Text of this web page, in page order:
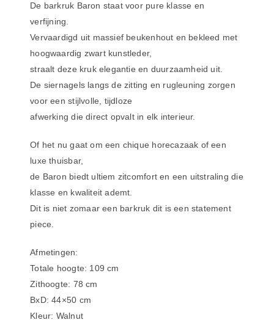
De barkruk Baron staat voor pure klasse en
verfijning.
Vervaardigd uit massief beukenhout en bekleed met
hoogwaardig zwart kunstleder,
straalt deze kruk elegantie en duurzaamheid uit.
De siernagels langs de zitting en rugleuning zorgen
voor een stijlvolle, tijdloze
afwerking die direct opvalt in elk interieur.
Of het nu gaat om een chique horecazaak of een
luxe thuisbar,
de Baron biedt ultiem zitcomfort en een uitstraling die
klasse en kwaliteit ademt.
Dit is niet zomaar een barkruk dit is een statement
piece.
Afmetingen:
Totale hoogte: 109 cm
Zithoogte: 78 cm
BxD: 44×50 cm
Kleur: Walnut